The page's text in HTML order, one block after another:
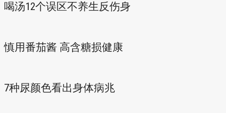
喝汤12个误区不养生反伤身
慎用番茄酱 高含糖损健康
7种尿颜色看出身体病兆